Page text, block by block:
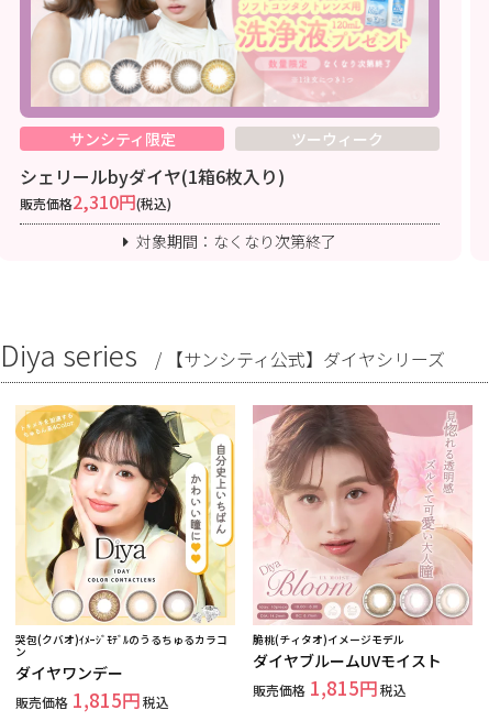
サンシティ限定 ツーウィーク
シェリールbyダイヤ(1箱6枚入り)
販売価格2,310円(税込)
対象期間：なくなり次第終了
Diya series / 【サンシティ公式】ダイヤシリーズ
哭包(クバオ)ｲﾒｰｼﾞﾓﾃﾞﾙのうるちゅるカラコ
ン
ダイヤワンデー
販売価格 1,815 税込
脆桃(チィタオ)イメージモデル
ダイヤブルームUVモイスト
販売価格 1,815 税込